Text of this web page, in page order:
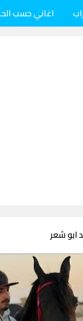
راب اغاني حسب
ابو شعر